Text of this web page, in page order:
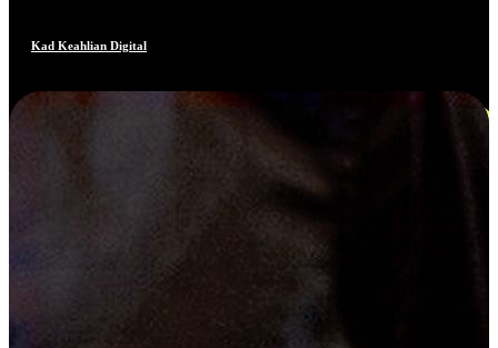
Kad Keahlian Digital